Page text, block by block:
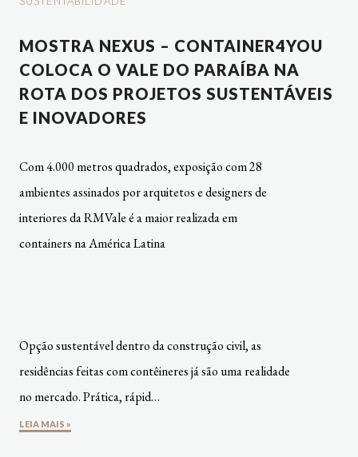
MOSTRA NEXUS – CONTAINER4YOU
COLOCA O VALE DO PARAÍBA NA
ROTA DOS PROJETOS SUSTENTÁVEIS
E INOVADORES
Com 4.000 metros quadrados, exposição com 28
ambientes assinados por arquitetos e designers de
interiores da RMVale é a maior realizada em
containers na América Latina
Opção sustentável dentro da construção civil, as
residências feitas com contêineres já são uma realidade
no mercado. Prática, rápid…
LEIA MAIS »